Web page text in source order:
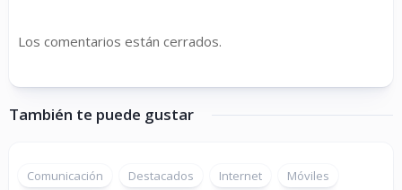
Los comentarios están cerrados.
También te puede gustar
Comunicación Destacados Internet Móviles